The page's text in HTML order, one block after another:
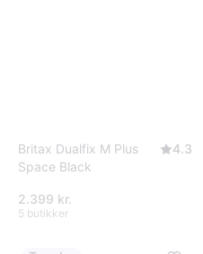
Britax Dualfix M Plus
Space Black
4.3
2.399 kr.
5 butikker